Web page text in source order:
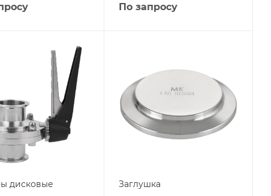
По запросу
дисковые Заглушка